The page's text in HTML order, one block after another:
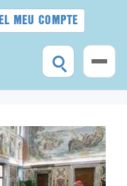
EL MEU COMPTE